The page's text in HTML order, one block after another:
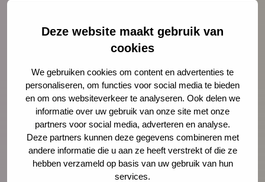
Deze website maakt gebruik van
cookies
We gebruiken cookies om content en advertenties te
personaliseren, om functies voor social media te bieden
en om ons websiteverkeer te analyseren. Ook delen we
informatie over uw gebruik van onze site met onze
partners voor social media, adverteren en analyse.
Deze partners kunnen deze gegevens combineren met
andere informatie die u aan ze heeft verstrekt of die ze
hebben verzameld op basis van uw gebruik van hun
services.